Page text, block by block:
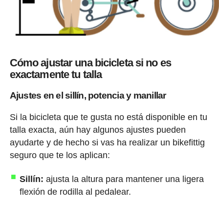
Cómo ajustar una bicicleta si no es
exactamente tu talla
Ajustes en el sillín, potencia y manillar
Si la bicicleta que te gusta no está disponible en tu
talla exacta, aún hay algunos ajustes pueden
ayudarte y de hecho si vas ha realizar un bikefittig
seguro que te los aplican:
Sillín: ajusta la altura para mantener una ligera
flexión de rodilla al pedalear.